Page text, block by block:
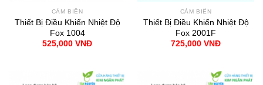
CẢM BIẾN
Thiết Bị Điều Khiển Nhiệt Độ
Fox 1004
525,000 VNĐ
CẢM BIẾN
Thiết Bị Điều Khiển Nhiệt Độ
Fox 2001F
725,000 VNĐ